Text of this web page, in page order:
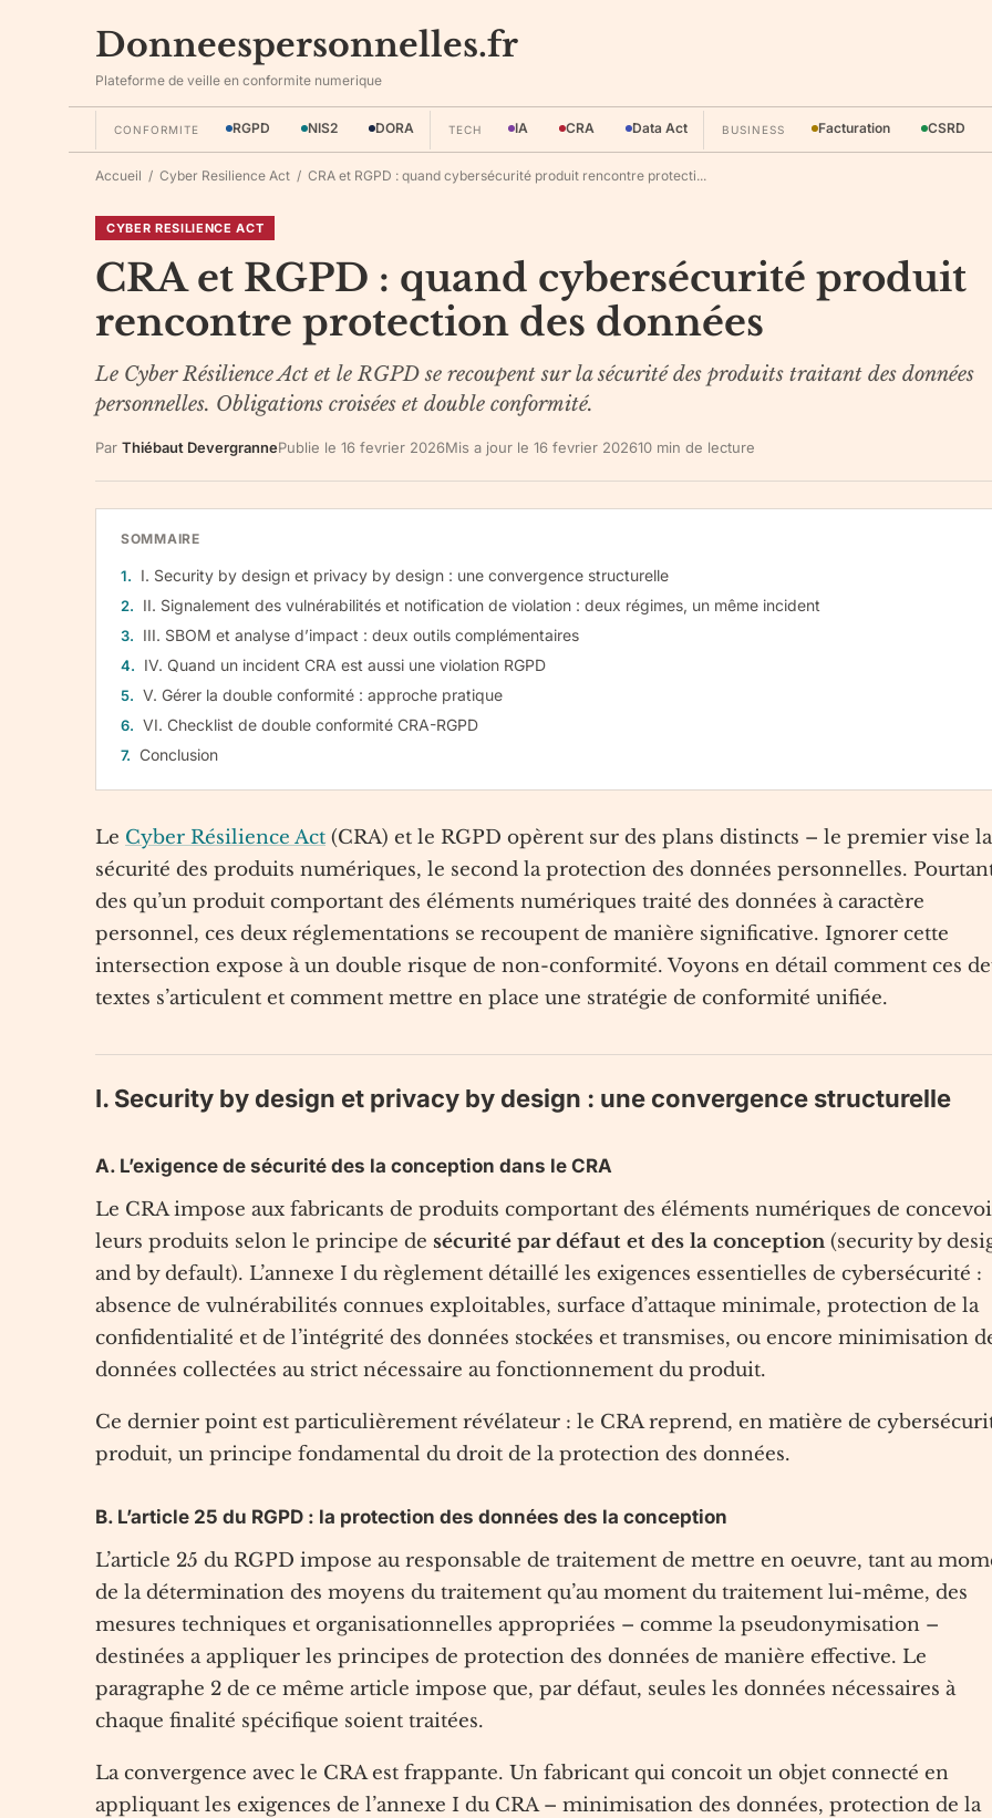
Donneespersonnelles.fr
Plateforme de veille en conformite numerique
CONFORMITE RGPD NIS2 DORA TECH IA CRA Data Act BUSINESS Facturation CSRD
Accueil / Cyber Resilience Act / CRA et RGPD : quand cybersécurité produit rencontre protecti...
CYBER RESILIENCE ACT
CRA et RGPD : quand cybersécurité produit
rencontre protection des données
Le Cyber Résilience Act et le RGPD se recoupent sur la sécurité des produits traitant des données
personnelles. Obligations croisées et double conformité.
Par Thiébaut DevergrannePublie le 16 fevrier 2026Mis a jour le 16 fevrier 202610 min de lecture
SOMMAIRE
I. Security by design et privacy by design : une convergence structurelle
II. Signalement des vulnérabilités et notification de violation : deux régimes, un même incident
III. SBOM et analyse d’impact : deux outils complémentaires
IV. Quand un incident CRA est aussi une violation RGPD
V. Gérer la double conformité : approche pratique
VI. Checklist de double conformité CRA-RGPD
Conclusion
Le Cyber Résilience Act (CRA) et le RGPD opèrent sur des plans distincts – le premier vise la
sécurité des produits numériques, le second la protection des données personnelles.
des qu’un produit comportant des éléments numériques traité des données à caractère
personnel, ces deux réglementations se recoupent de manière significative. Ignorer cette
intersection expose à un double risque de non-conformité. Voyons en détail comment ces
textes s’articulent et comment mettre en place une stratégie de conformité unifiée.
I. Security by design et privacy by design : une convergence structurelle
A. L’exigence de sécurité des la conception dans le CRA
Le CRA impose aux fabricants de produits comportant des éléments numériques de
leurs produits selon le principe de sécurité par défaut et des la conception (security by
and by default). L’annexe I du règlement détaillé les exigences essentielles de cybersécurité :
absence de vulnérabilités connues exploitables, surface d’attaque minimale, protection de la
confidentialité et de l’intégrité des données stockées et transmises, ou encore minimisation
données collectées au strict nécessaire au fonctionnement du produit.
Ce dernier point est particulièrement révélateur : le CRA reprend, en matière de
produit, un principe fondamental du droit de la protection des données.
B. L’article 25 du RGPD : la protection des données des la conception
L’article 25 du RGPD impose au responsable de traitement de mettre en oeuvre, tant au
de la détermination des moyens du traitement qu’au moment du traitement lui-même, des
mesures techniques et organisationnelles appropriées – comme la pseudonymisation –
destinées a appliquer les principes de protection des données de manière effective. Le
paragraphe 2 de ce même article impose que, par défaut, seules les données nécessaires à
chaque finalité spécifique soient traitées.
La convergence avec le CRA est frappante. Un fabricant qui concoit un objet connecté en
appliquant les exigences de l’annexe I du CRA – minimisation des données, protection de la